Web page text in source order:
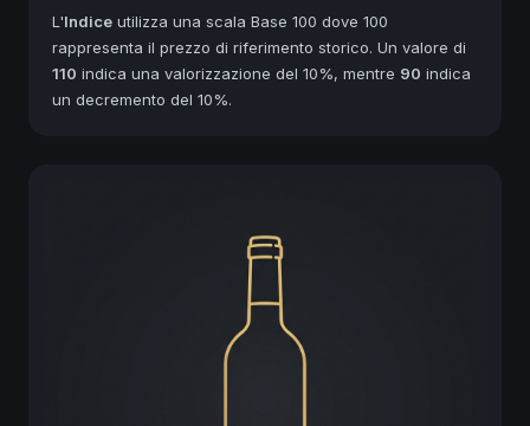
L'Indice utilizza una scala Base 100 dove 100
rappresenta il prezzo di riferimento storico. Un valore di
110 indica una valorizzazione del 10%, mentre 90 indica
un decremento del 10%.